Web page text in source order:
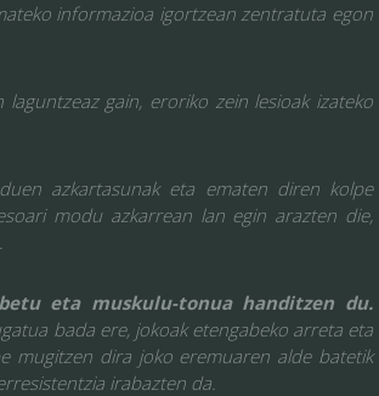
informazioa igortzean zentratuta egon
gain, eroriko zein lesioak izateko
azkartasunak eta ematen diren kolpe
modu azkarrean lan egin arazten die,
eta muskulu-tonua handitzen du.
bada ere, jokoak etengabeko arreta eta
mugitzen dira joko eremuaren alde batetik
irabazten da.